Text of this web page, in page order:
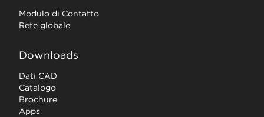
Modulo di Contatto
Rete globale
Downloads
Dati CAD
Catalogo
Brochure
Apps